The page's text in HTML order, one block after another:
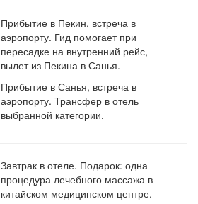
Прибытие в Пекин, встреча в
аэропорту. Гид помогает при
пересадке на внутренний рейс,
вылет из Пекина в Санья.
Прибытие в Санья, встреча в
аэропорту. Трансфер в отель
выбранной категории.
Завтрак в отеле. Подарок: одна
процедура лечебного массажа в
китайском медицинском центре.